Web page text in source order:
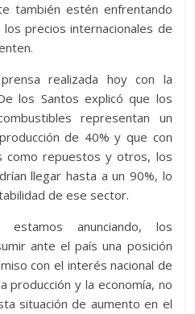
también estén enfrentando
precios internacionales de
realizada hoy con la
los Santos explicó que los
representan un
de 40% y que con
como repuestos y otros, los
llegar hasta a un 90%, lo
de ese sector.
anunciando, los
ante el país una posición
con el interés nacional de
producción y la economía, no
situación de aumento en el